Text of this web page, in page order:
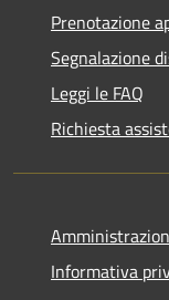
Prenotazione
Segnalazione
Leggi le FAQ
Richiesta
Informativa